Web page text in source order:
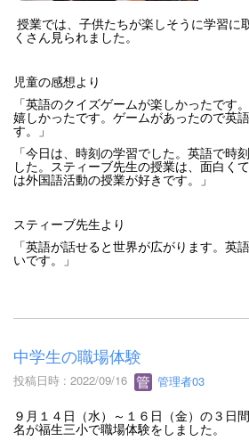
授業では、子供たちが楽しそうに学習に
くさん見られました。
児童の感想より
「英語のクイズゲームが楽しかったです
嬉しかったです。ゲームがあったので英
す。」
「今日は、時刻の学習でした。英語で時
した。スティーブ先生の授業は、面白く
は外国語活動の授業が好きです。」
スティーブ先生より
「英語が話せると世界が広がります。英
いです。」
中学生の職場体験
投稿日時 : 2022/09/16 管理者03
９月１４日（水）～１６日（金）の３日
名が福生三小で職場体験をしました。